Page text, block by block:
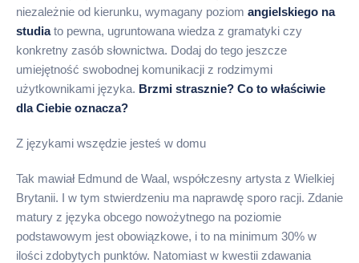
niezależnie od kierunku, wymagany poziom angielskiego na
studiato pewna, ugruntowana wiedza z gramatyki czy
konkretny zasób słownictwa. Dodaj do tego jeszcze
umiejętność swobodnej komunikacji z rodzimymi
użytkownikami języka. Brzmi strasznie? Co to właściwie
dla Ciebie oznacza?
Z językami wszędzie jesteś w domu
Tak mawiał Edmund de Waal, współczesny artysta z Wielkiej
Brytanii. I w tym stwierdzeniu ma naprawdę sporo racji. Zdanie
matury z języka obcego nowożytnego na poziomie
podstawowym jest obowiązkowe, i to na minimum 30% w
ilości zdobytych punktów. Natomiast w kwestii zdawania